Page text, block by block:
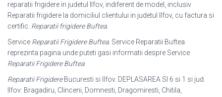
reparatii frigidere in judetul Ilfov, indiferent de model, inclusiv
Reparatii frigidere la domiciliul clientului in judetul Ilfov, cu factura si
certific. Reparatii frigidere Buftea.
Service Reparatii Frigidere Buftea. Service Reparatii Buftea
reprezinta pagina unde puteti gasi informatii despre Service
Reparatii Frigidere Buftea
Reparatii FrigidereBucuresti si Ilfov. DEPLASAREA SI 6 si 1 si jud.
Ilfov: Bragadiru, Clinceni, Domnesti, Dragomiresti, Chitila,